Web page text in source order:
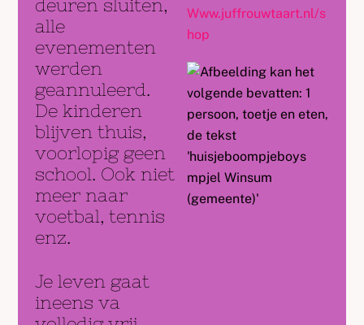
deuren sluiten,
alle
evenementen
werden
geannuleerd.
De kinderen
blijven thuis,
voorlopig geen
school. Ook niet
meer naar
voetbal, tennis
enz.
Je leven gaat
ineens va
Www.juffrouwtaart.nl/s
hop